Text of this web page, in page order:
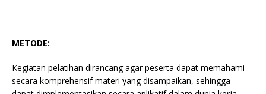
METODE:
Kegiatan pelatihan dirancang agar peserta dapat memahami
secara komprehensif materi yang disampaikan, sehingga